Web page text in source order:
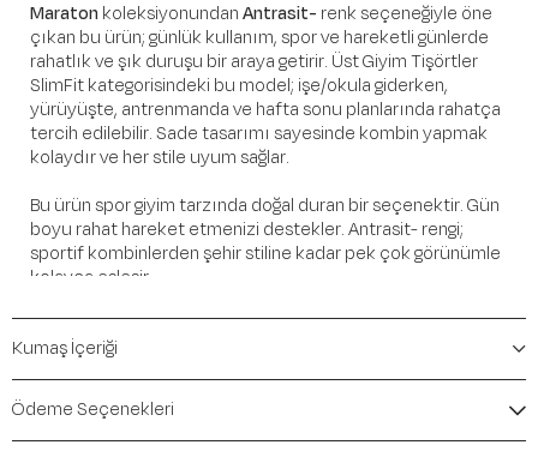
Maraton koleksiyonundanAntrasit- renk seçeneğiyle öne
çıkan bu ürün; günlük kullanım, spor ve hareketli günlerde
rahatlık ve şık duruşu bir araya getirir. Üst Giyim Tişörtler
SlimFit kategorisindeki bu model; işe/okula giderken,
yürüyüşte, antrenmanda ve hafta sonu planlarında rahatça
tercih edilebilir. Sade tasarımı sayesinde kombin yapmak
kolaydır ve her stile uyum sağlar.
Bu ürün spor giyim tarzında doğal duran bir seçenektir. Gün
boyu rahat hareket etmenizi destekler. Antrasit- rengi;
sportif kombinlerden şehir stiline kadar pek çok görünümle
kolayca eşleşir.
Öne Çıkan Detaylar
Marka:Maraton
Renk:Antrasit-
Kumaş İçeriği
Ödeme Seçenekleri